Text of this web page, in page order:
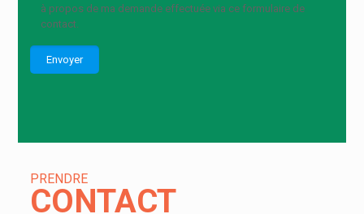
à propos de ma demande effectuée via ce formulaire de
contact.
PRENDRE
CONTACT